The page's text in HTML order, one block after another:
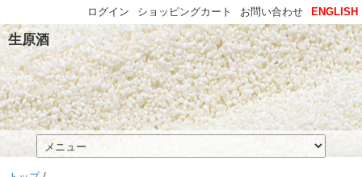
生原酒
ENGLISH
お問い合わせ
ショッピングカート
ログイン